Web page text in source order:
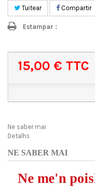
Tuitear
Compartir
Estampar :
15,00 € TTC
Ne saber mai
Detalhs
NE SABER MAI
Ne me'n